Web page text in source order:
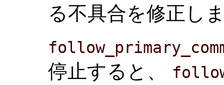
る不具合を修正し
停止すると、